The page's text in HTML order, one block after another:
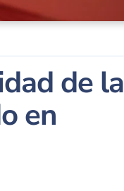
de la
en